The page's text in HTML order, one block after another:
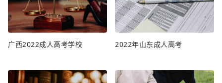
广西2022成人高考学校 2022年山东成人高考